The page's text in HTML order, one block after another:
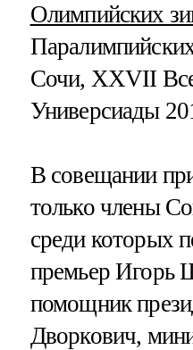
Олимпийских
Сочи, ХХVII
Универсиады
В совещании
только члены
среди которых
премьер Игорь
помощник
Дворкович,